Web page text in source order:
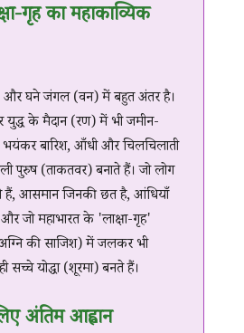
गृह का महाकाव्यिक
और घने जंगल (वन) में बहुत अंतर है।
युद्ध के मैदान (रण) में भी जमीन-
बारिश, आँधी और चिलचिलाती
पुरुष (ताकतवर) बनाते हैं। जो लोग
हैं, आसमान जिनकी छत है, आंधियाँ
और जो महाभारत के 'लाक्षा-गृह'
अग्नि की साजिश) में जलकर भी
सच्चे योद्धा (शूरमा) बनते हैं।
अंतिम आह्वान